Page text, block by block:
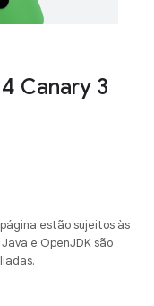
Canary 3
estão sujeitos às
Java e OpenJDK são